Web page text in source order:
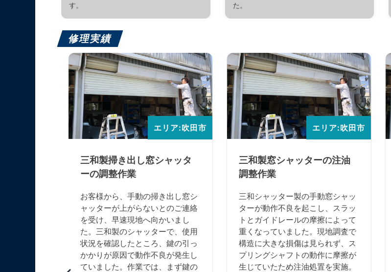
す。
た。
修理実績
エリア:吹田市
三和製掃き出し窓シャッタ
ーの調整作業
お客様から、手動の掃き出し窓シ
ャッターが上がらないとのご連絡
を受け、早速現地へ向かいまし
た。三和製のシャッターで、使用
状況を確認したところ、鍵の引っ
かかりが原因で動作不良が発生し
ていました。作業では、まず鍵の
エリア:吹田市
三和製窓シャッターの注油
調整作業
三和シャッター製の手動窓シャッ
ターが動作不良を起こし、スラッ
トとガイドレールの摩擦によって
重くなっていました。現地調査で
構造に大きな損傷は見られず、ス
プリングシャフトの動作に摩擦が
生じていたため注油処置を実施。